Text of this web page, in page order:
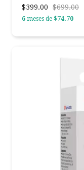
$399.00 $699.00
6 meses de $74.70